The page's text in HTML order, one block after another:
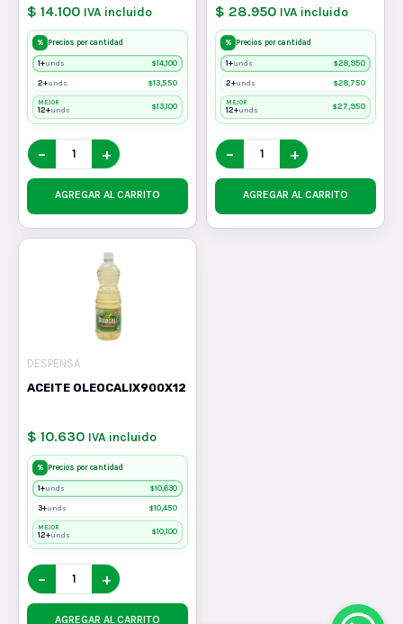
$ 14.100 IVA incluido
% Precios por cantidad
1+unds $14,100
2+unds $13,550
MEJOR
12+unds $13,100
− +
AGREGAR AL CARRITO
$ 28.950 IVA incluido
% Precios por cantidad
1+unds $28,950
2+unds $28,750
MEJOR
12+unds $27,950
− +
AGREGAR AL CARRITO
DESPENSA
ACEITE OLEOCALIX900X12
$ 10.630 IVA incluido
% Precios por cantidad
1+unds $10,630
3+unds $10,450
MEJOR
12+unds $10,100
− +
AGREGAR AL CARRITO